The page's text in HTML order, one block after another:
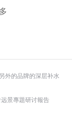
外的品牌的深层补水
景專題研讨報告